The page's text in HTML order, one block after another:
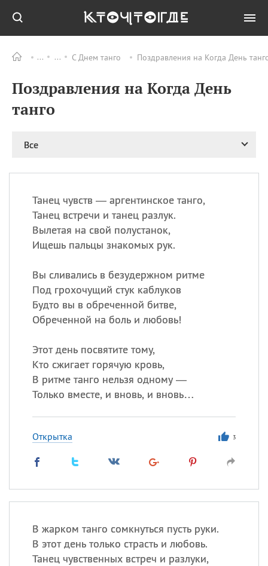
С Днем танго Поздравления на Когда День
Поздравления на Когда День
танго
Все
Танец чувств — аргентинское танго,
Танец встречи и танец разлук.
Вылетая на свой полустанок,
Ищешь пальцы знакомых рук.
Вы сливались в безудержном ритме
Под грохочущий стук каблуков
Будто вы в обреченной битве,
Обреченной на боль и любовь!
Этот день посвятите тому,
Кто сжигает горячую кровь,
В ритме танго нельзя одному —
Только вместе, и вновь, и вновь…
Открытка 3
В жарком танго сомкнуться пусть руки.
В этот день только страсть и любовь.
Танец чувственных встреч и разлуки,
ПРАЗДНИКИ Все
08.08 День «Счастье
случается» (Happiness
великомученика
покровителя всех
врачей и целителя
больных
09.08 День книголюбов (Book
Lovers Day)
ИМЕНА
Сегодня празднуют именины
Александр
Анна
Посмотреть значениеи